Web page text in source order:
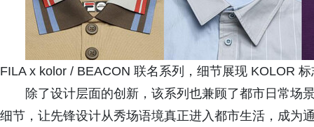
FILA x kolor / BEACON 联名系列，细节展现 KOLOR
除了设计层面的创新，该系列也兼顾了都市日常场
细节，让先锋设计从秀场语境真正进入都市生活，成为